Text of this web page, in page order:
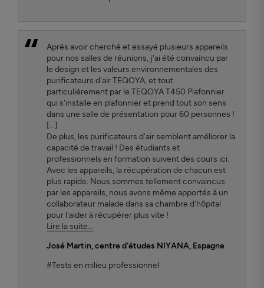
Après avoir cherché et essayé plusieurs appareils
pour nos salles de réunions, j'ai été convaincu par
le design et les valeurs environnementales des
purificateurs d'air TEQOYA, et tout
particulièrement par le TEQOYA T450 Plafonnier
qui s'installe en plafonnier et prend tout son sens
dans une salle de présentation pour 60 personnes !
[...]
De plus, les purificateurs d'air semblent améliorer la
capacité de travail ! Des étudiants et
professionnels en formation suivent des cours ici.
Avec les appareils, la récupération de chacun est
plus rapide. Nous sommes tellement convaincus
par les appareils, nous avons même apportés à un
collaborateur malade dans sa chambre d'hôpital
pour l'aider à récupérer plus vite !
Lire la suite...
José Martin, centre d'études NIYANA, Espagne
#Tests en milieu professionnel